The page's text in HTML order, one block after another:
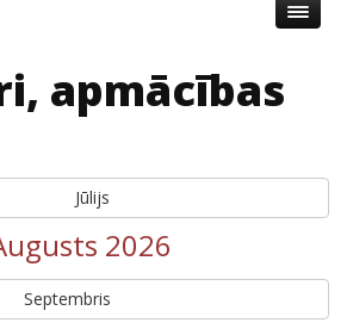
apmācības
Jūlijs
2026
Septembris